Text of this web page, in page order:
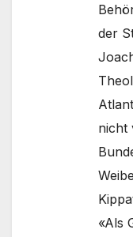
der
nicht
«Als